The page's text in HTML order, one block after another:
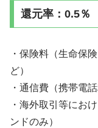
還元率：0.5％
・保険料（生命保
ど）
・通信費（携帯電
・海外取引等にお
ンドのみ）